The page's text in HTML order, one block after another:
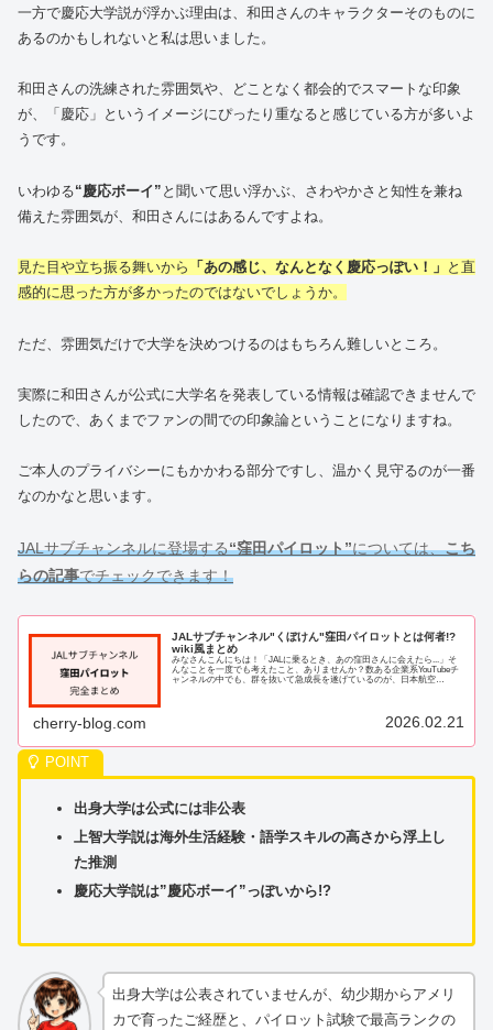
一方で慶応大学説が浮かぶ理由は、和田さんのキャラクターそのものに
あるのかもしれないと私は思いました。
和田さんの洗練された雰囲気や、どことなく都会的でスマートな印象
が、「慶応」というイメージにぴったり重なると感じている方が多いよ
うです。
いわゆる“慶応ボーイ” と聞いて思い浮かぶ、さわやかさと知性を兼ね
備えた雰囲気が、和田さんにはあるんですよね。
見た目や立ち振る舞いから 「あの感じ、なんとなく慶応っぽい！」 と直
感的に思った方が多かったのではないでしょうか。
ただ、雰囲気だけで大学を決めつけるのはもちろん難しいところ。
実際に和田さんが公式に大学名を発表している情報は確認できませんで
したので、あくまでファンの間での印象論ということになりますね。
ご本人のプライバシーにもかかわる部分ですし、温かく見守るのが一番
なのかなと思います。
JALサブチャンネルに登場する“窪田パイロット”については、こち
らの記事でチェックできます！
JALサブチャンネル"くぼけん"窪田パイロットとは何者!?
wiki風まとめ
みなさんこんにちは！「JALに乗るとき、あの窪田さんに会えたら...」そ
んなことを一度でも考えたこと、ありませんか？数ある企業系YouTubeチ
ャンネルの中でも、群を抜いて急成長を遂げているのが、日本航空
cherry-blog.com 2026.02.21
出身大学は公式には非公表
上智大学説は海外生活経験・語学スキルの高さから浮上し
た推測
慶応大学説は”慶応ボーイ”っぽいから!?
出身大学は公表されていませんが、幼少期からアメリ
カで育ったご経歴と、パイロット試験で最高ランクの